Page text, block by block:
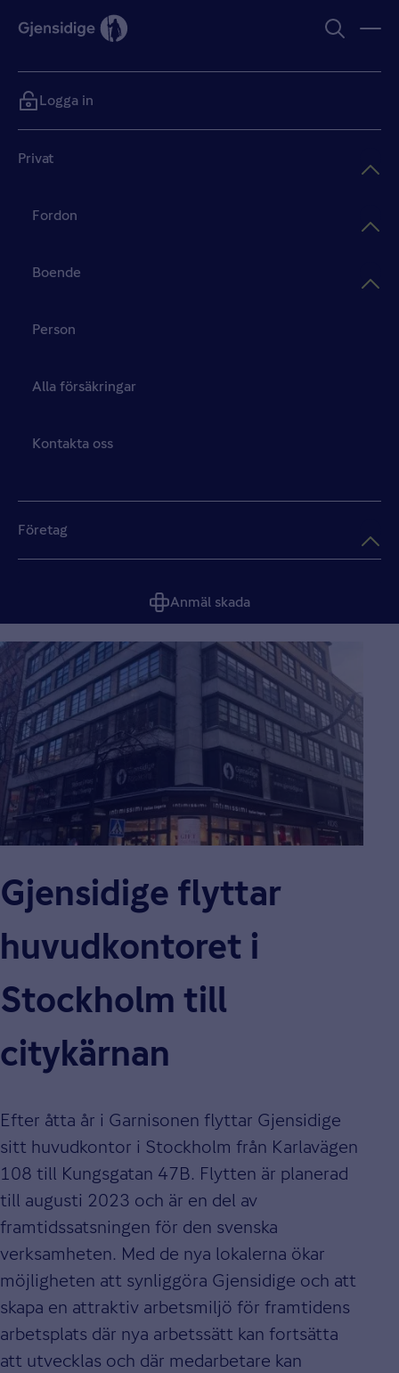
Privat
Fordon
Boende
Person
Alla försäkringar
Kontakta oss
Företag
Anmäl skada
Logga in
Gjensidige flyttar
huvudkontoret i
Stockholm till
citykärnan
Efter åtta år i Garnisonen flyttar Gjensidige
sitt huvudkontor i Stockholm från Karlavägen
108 till Kungsgatan 47B. Flytten är planerad
till augusti 2023 och är en del av
framtidssatsningen för den svenska
verksamheten. Med de nya lokalerna ökar
möjligheten att synliggöra Gjensidige och att
skapa en attraktiv arbetsmiljö för framtidens
arbetsplats där nya arbetssätt kan fortsätta
att utvecklas och där medarbetare kan